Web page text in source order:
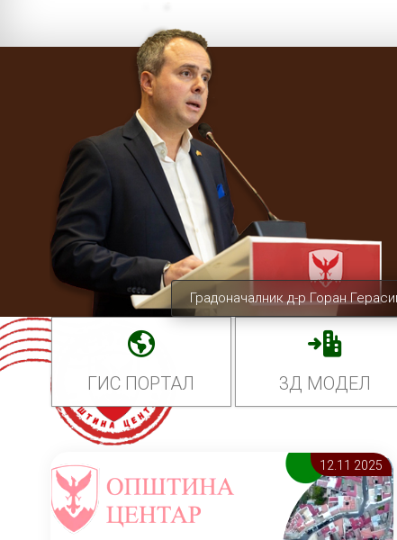
Градоначалник д-р Горан
ГИС ПОРТАЛ 3Д МОДЕЛ
12.11 2025